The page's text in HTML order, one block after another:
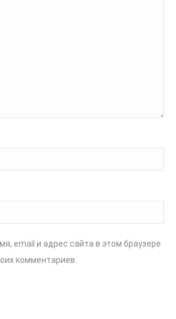
email и адрес сайта в этом браузере
комментариев.